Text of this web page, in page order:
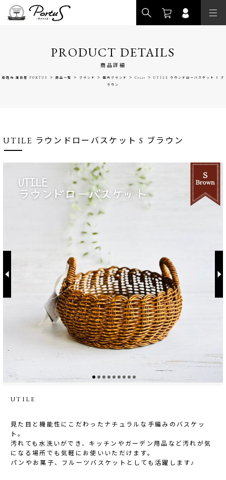
PRODUCT DETAILS
商品詳細
姫路市 雑貨店 PORTUS > 商品一覧 > ブランド > 国内ブランド > Creer >
UTILE ラウンドローバスケット S ブ
ラウン
UTILE ラウンドローバスケット S ブラウン
UTILE
見た目と機能性にこだわったナチュラルな手編みのバスケッ
ト。
汚れても水洗いができ、キッチンやガーデン用品など汚れが気
になる場所でも気軽にお使いいただけます。
パンやお菓子、フルーツバスケットとしても活躍します♪